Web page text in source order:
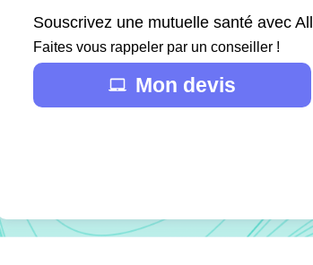
Souscrivez une mutuelle santé avec
Faites vous rappeler par un conseiller !
Mon devis